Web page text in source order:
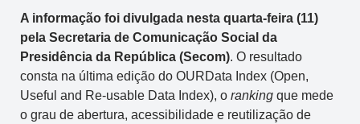
A informação foi divulgada nesta quarta-feira (11)
pela Secretaria de Comunicação Social da
Presidência da República (Secom). O resultado
consta na última edição do OURData Index (Open,
Useful and Re-usable Data Index), o ranking que mede
o grau de abertura, acessibilidade e reutilização de